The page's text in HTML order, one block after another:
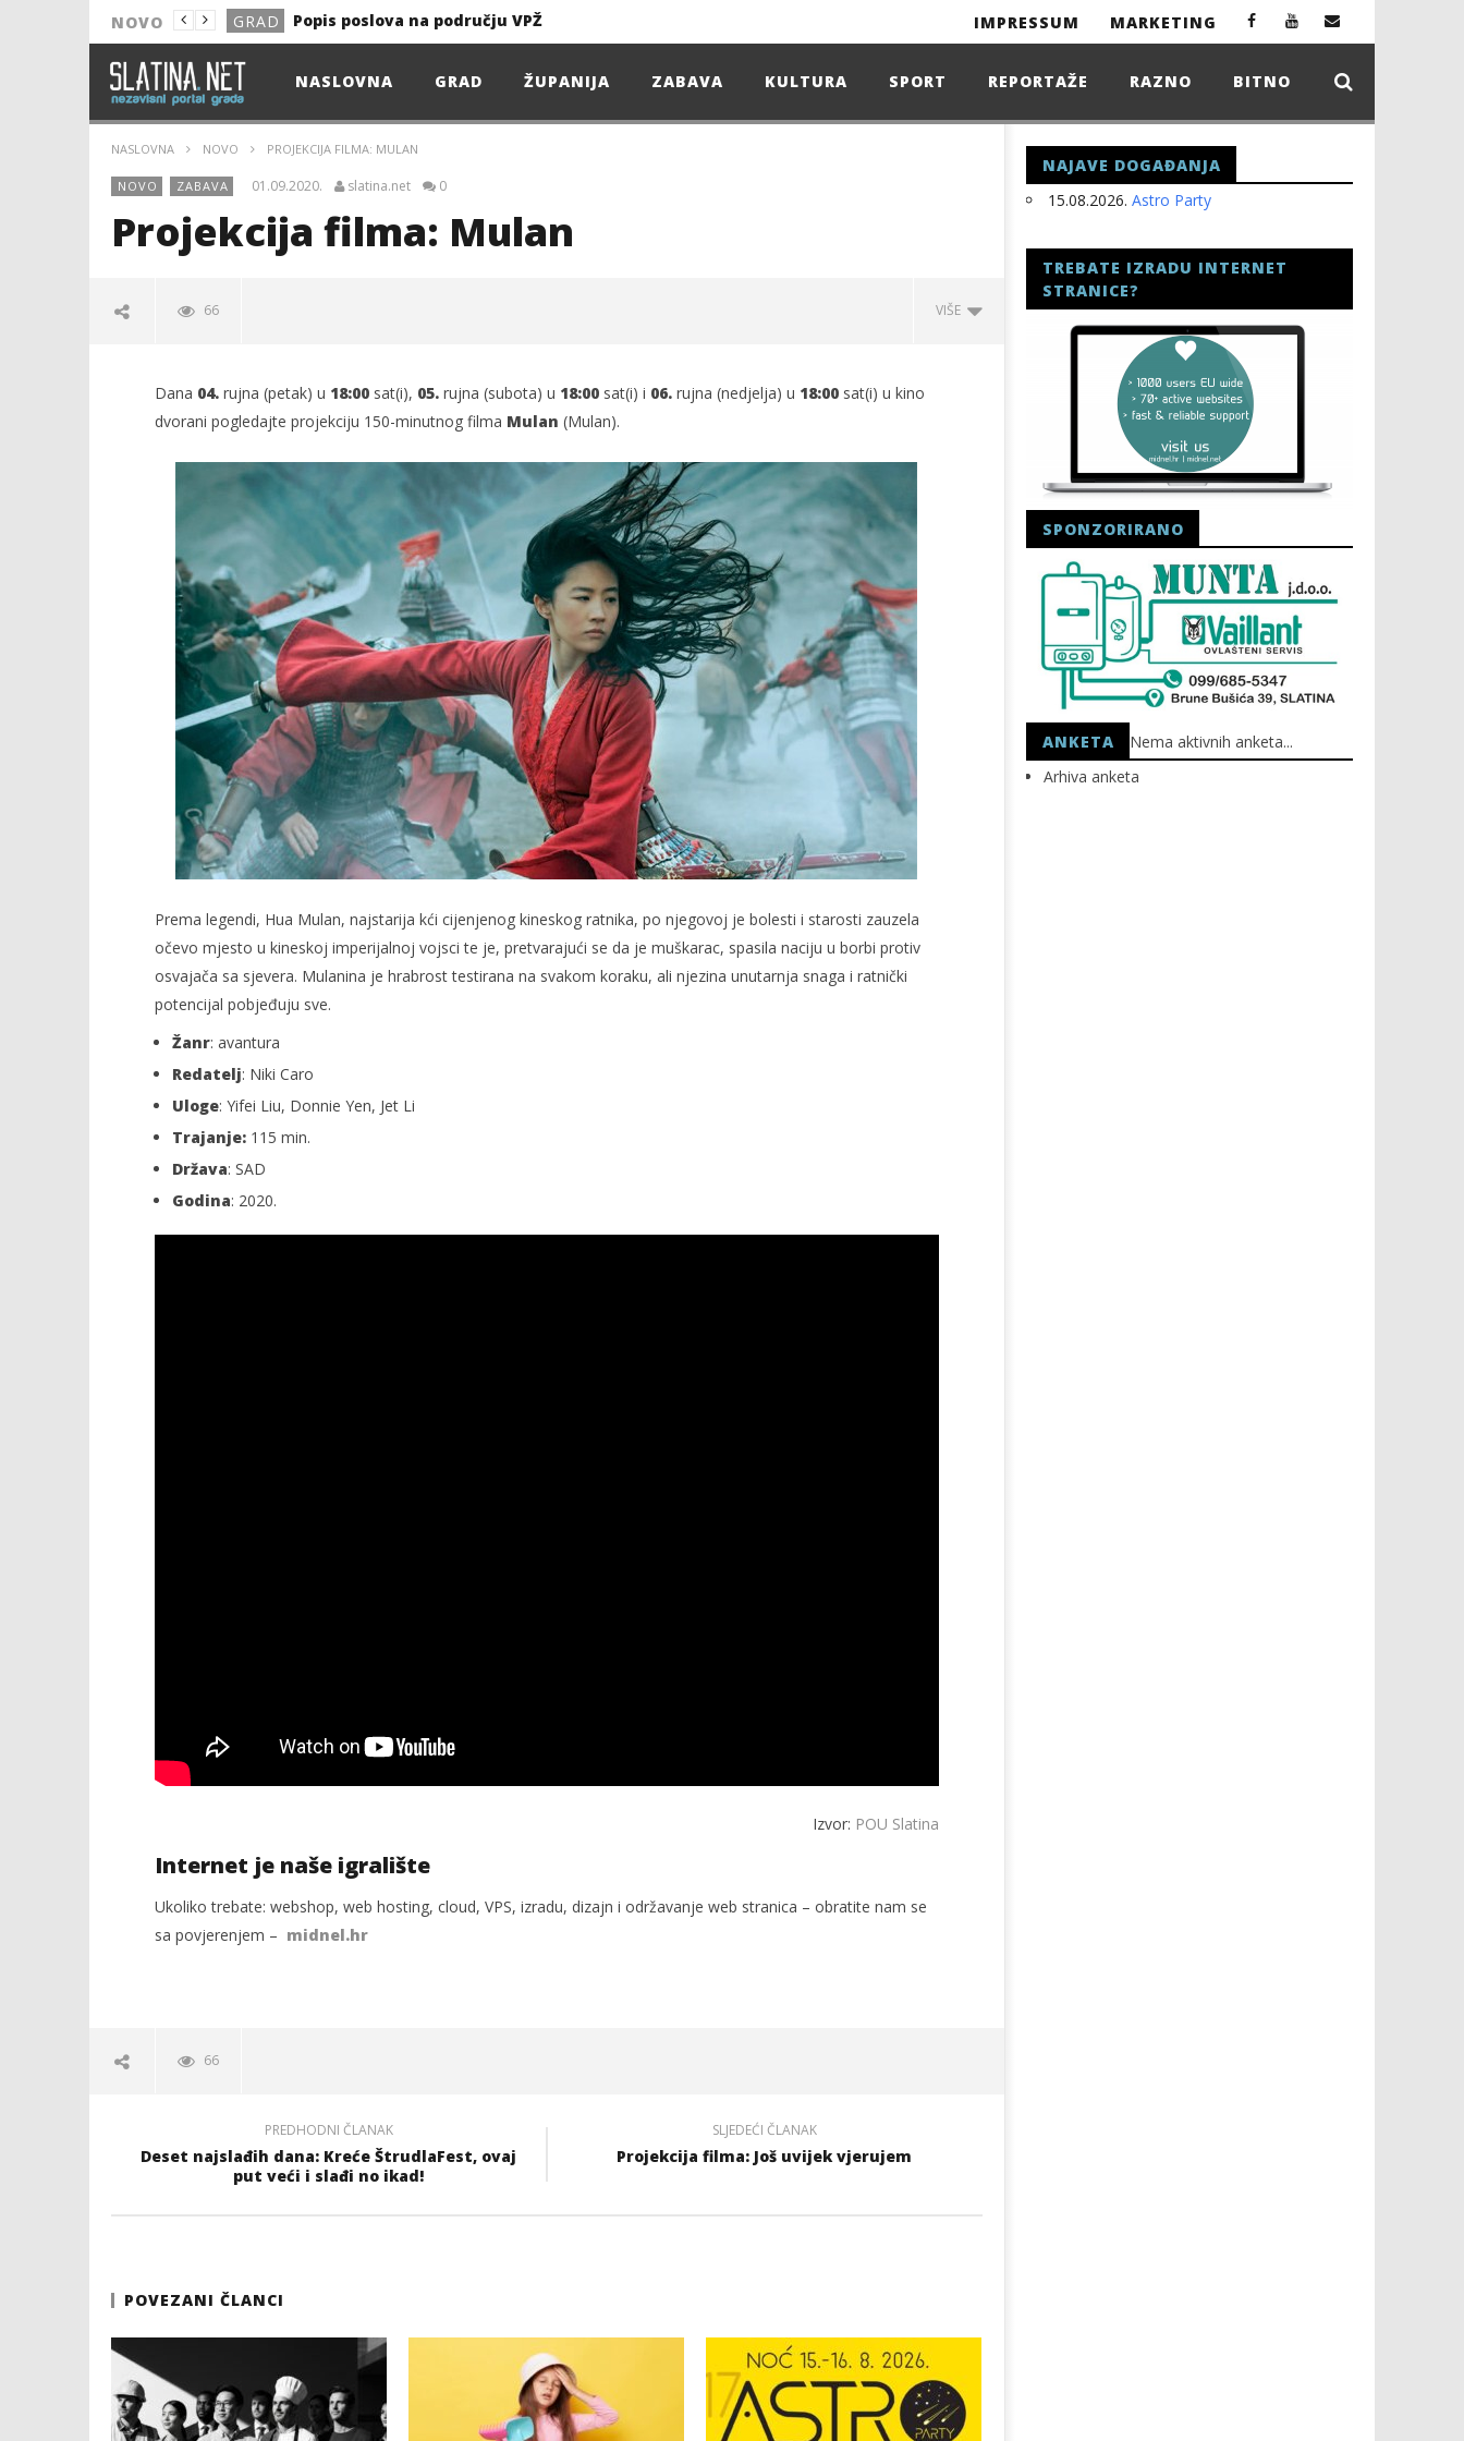
NOVO GRAD
Popis poslova na području VPŽ
NOVO
NOVO
NOVO
NOVO
KULTURA
GRAD
Popis poslova na području VPŽ
IMPRESSUM MARKETING
NASLOVNA GRAD ŽUPANIJA ZABAVA KULTURA SPORT REPORTAŽE RAZNO BITNO
NASLOVNA NOVO PROJEKCIJA FILMA: MULAN
NOVO ZABAVA 01.09.2020. slatina.net 0
Projekcija filma: Mulan
66 VIŠE
TRENUTNO OTVORENO
Projekcija filma: Mulan
01.09.2020.
slatina.net
Popis poslova na području VPŽ
01.09.2020.
slatina.net
Ljeto donosi bezbrižnu igru, ali
i zdravstvene izazove
01.09.2020.
slatina.net
HEP: Bez struje
01.09.2020.
Dana 04.rujna (petak) u 18:00sat(i), 05.rujna (subota) u 18:00sat(i) i 06.rujna (nedjelja) u 18:00sat(i) u kino
dvorani pogledajte projekciju 150-minutnog filma Mulan (Mulan).
Prema legendi, Hua Mulan, najstarija kći cijenjenog kineskog ratnika, po njegovoj je bolesti i starosti zauzela
očevo mjesto u kineskoj imperijalnoj vojsci te je, pretvarajući se da je muškarac, spasila naciju u borbi protiv
osvajača sa sjevera. Mulanina je hrabrost testirana na svakom koraku, ali njezina unutarnja snaga i ratnički
potencijal pobjeđuju sve.
Žanr: avantura
Redatelj: Niki Caro
Uloge: Yifei Liu, Donnie Yen, Jet Li
Trajanje:115 min.
Država: SAD
Godina: 2020.
Izvor: POU Slatina
Internet je naše igralište
Ukoliko trebate: webshop, web hosting, cloud, VPS, izradu, dizajn i održavanje web stranica – obratite nam se
sa povjerenjem – midnel.hr
66
PREDHODNI ČLANAK
Deset najslađih dana: Kreće ŠtrudlaFest, ovaj
put veći i slađi no ikad!
SLJEDEĆI ČLANAK
Projekcija filma: Još uvijek vjerujem
POVEZANI ČLANCI
NAJAVE DOGAĐANJA
15.08.2026. Astro Party
TREBATE IZRADU INTERNET
STRANICE?
SPONZORIRANO
ANKETA
Nema aktivnih anketa...
Arhiva anketa